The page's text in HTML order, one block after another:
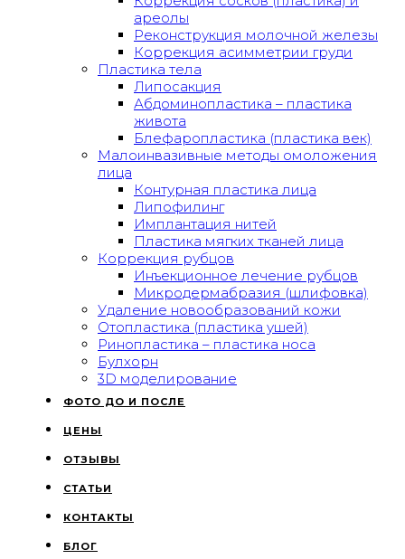
ареолы
Реконструкция молочной железы
Коррекция асимметрии груди
Пластика тела
Липосакция
Абдоминопластика – пластика
живота
Блефаропластика (пластика век)
Малоинвазивные методы омоложения
лица
Контурная пластика лица
Липофилинг
Имплантация нитей
Пластика мягких тканей лица
Коррекция рубцов
Инъекционное лечение рубцов
Микродермабразия (шлифовка)
Удаление новообразований кожи
Отопластика (пластика ушей)
Ринопластика – пластика носа
Булхорн
3D моделирование
ФОТО ДО И ПОСЛЕ
ЦЕНЫ
ОТЗЫВЫ
СТАТЬИ
КОНТАКТЫ
БЛОГ